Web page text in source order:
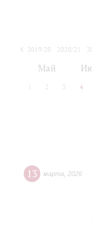
2019/20 2020/21
Май
2 3 4
13 марта 2026